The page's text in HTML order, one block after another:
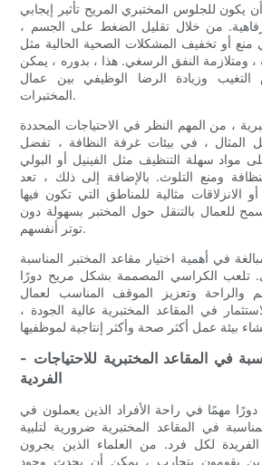
يكون للجلوس المختبري المريح تأثير إيجابي
من خلال تقليل الضغط على الجسم ،
أو تخفيف المشكلات الصحية الحالية مثل
، ومتلازمة النفق الرسغي. هذا ، بدوره ، يمكن
وزيادة الرضا الوظيفي بين عمال
المختبرات.
، من المهم النظر في الاحتياجات المحددة
المثال ، في بيئات غرفة النظافة ، تفضل
مواد سهلة التنظيف مثل الفينيل أو البولي
ومنع التلوث. بالإضافة إلى ذلك ، تعد
الانزلاقات مثالية للمناطق التي تكون فيها
للعمال بالتنقل حول المختبر بسهولة دون
توتر أنفسهم.
في أهمية اختيار مقاعد المختبر المناسبة
تلعب الكراسي المصممة بشكل مريح دورًا
والراحة وتعزيز الموقف المناسب لعمال
في المقاعد المختبرية عالية الجودة ،
- أهمية التعديلات المناسبة في المقاعد المختبرية للاحتياجات
الفردية
دورًا مهمًا في راحة الأفراد الذين يعملون في
في المقاعد المختبرية ضرورية لتلبية
الفريدة لكل فرد. من العلماء الذين يجرون
يقومون بتجارب ، يمكن أن يحدث وجود